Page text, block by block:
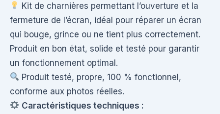
Kit de charnières permettant l’ouverture et la
fermeture de l’écran, idéal pour réparer un écran
qui bouge, grince ou ne tient plus correctement.
Produit en bon état, solide et testé pour garantir
un fonctionnement optimal.
Produit testé, propre, 100 % fonctionnel,
conforme aux photos réelles.
Caractéristiques techniques :